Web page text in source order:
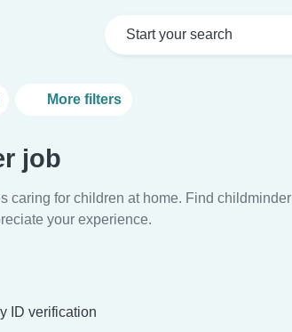
Start your search
More filters
job
caring for children at home. Find childminder
your experience.
ID verification